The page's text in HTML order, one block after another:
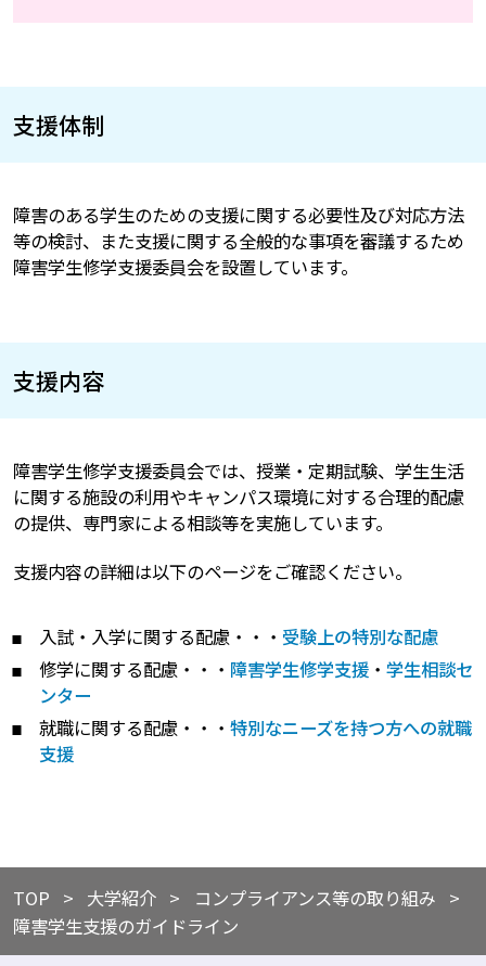
支援体制
障害のある学生のための支援に関する必要性及び対応方法
等の検討、また支援に関する全般的な事項を審議するため
障害学生修学支援委員会を設置しています。
支援内容
障害学生修学支援委員会では、授業・定期試験、学生生活
に関する施設の利用やキャンパス環境に対する合理的配慮
の提供、専門家による相談等を実施しています。
支援内容の詳細は以下のページをご確認ください。
入試・入学に関する配慮・・・ 受験上の特別な配慮
修学に関する配慮・・・ 障害学生修学支援 ・学生相談セ
ンター
就職に関する配慮・・・特別なニーズを持つ方への就職
支援
TOP ​​大学紹介
​コンプライアンス等の取り組み
障害学生支援のガイドライン